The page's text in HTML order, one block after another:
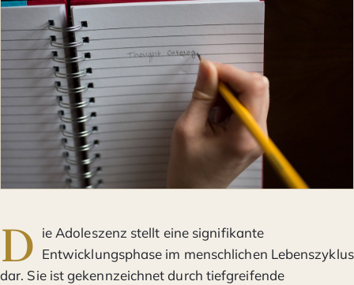
D ie Adoleszenz stellt eine signifikante
Entwicklungsphase im menschlichen Lebenszyklus
dar. Sie ist gekennzeichnet durch tiefgreifende